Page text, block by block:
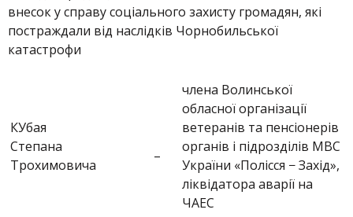
внесок у справу соціального захисту громадян, які
постраждали від наслідків Чорнобильської
катастрофи
КУбая
Степана
Трохимовича
–
члена Волинської
обласної організації
ветеранів та пенсіонерів
органів і підрозділів МВС
України «Полісся − Захід»,
ліквідатора аварії на
ЧАЕС